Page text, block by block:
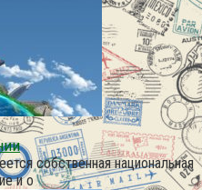
собственная национальная
и о